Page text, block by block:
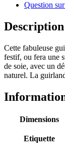
Question
Description
Cette fabuleuse
festif, ou fera une
de soie, avec un
naturel. La
Dimensions
Etiquette